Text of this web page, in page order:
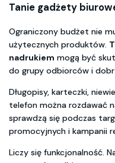
Tanie gadżety
Ograniczony budżet nie
użytecznych produktów.
nadrukiem mogą być
do grupy odbiorców i
Długopisy, karteczki,
telefon można rozdawać
sprawdzą się podczas
promocyjnych i kampanii
Liczy się funkcjonalność.